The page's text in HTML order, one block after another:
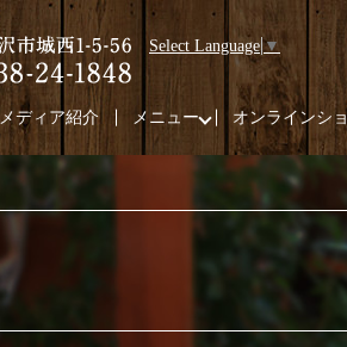
Select Language ▼
メディア紹介 メニュー オンラインシ